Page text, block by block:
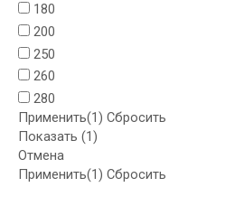
180
200
250
260
280
Применить(1) Сбросить
Показать (1)
Отмена
Применить(1) Сбросить